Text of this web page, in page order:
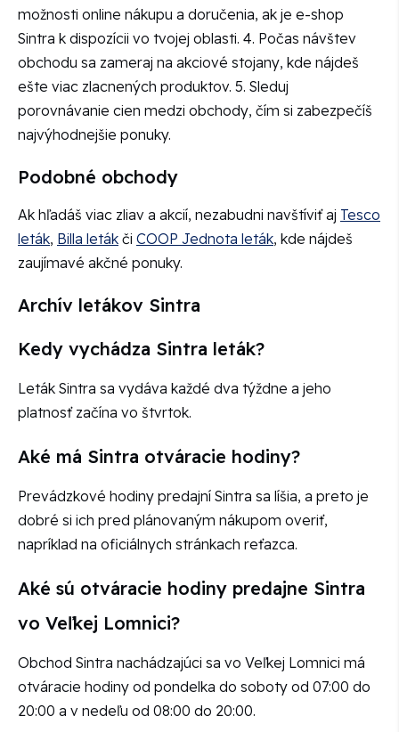
možnosti online nákupu a doručenia, ak je e-shop
Sintra k dispozícii vo tvojej oblasti. 4. Počas návštev
obchodu sa zameraj na akciové stojany, kde nájdeš
ešte viac zlacnených produktov. 5. Sleduj
porovnávanie cien medzi obchody, čím si zabezpečíš
najvýhodnejšie ponuky.
Podobné obchody
Ak hľadáš viac zliav a akcií, nezabudni navštíviť aj Tesco
leták, Billa leták či COOP Jednota leták, kde nájdeš
zaujímavé akčné ponuky.
Archív letákov Sintra
Kedy vychádza Sintra leták?
Leták Sintra sa vydáva každé dva týždne a jeho
platnosť začína vo štvrtok.
Aké má Sintra otváracie hodiny?
Prevádzkové hodiny predajní Sintra sa líšia, a preto je
dobré si ich pred plánovaným nákupom overiť,
napríklad na oficiálnych stránkach reťazca.
Aké sú otváracie hodiny predajne Sintra
vo Veľkej Lomnici?
Obchod Sintra nachádzajúci sa vo Veľkej Lomnici má
otváracie hodiny od pondelka do soboty od 07:00 do
20:00 a v nedeľu od 08:00 do 20:00.